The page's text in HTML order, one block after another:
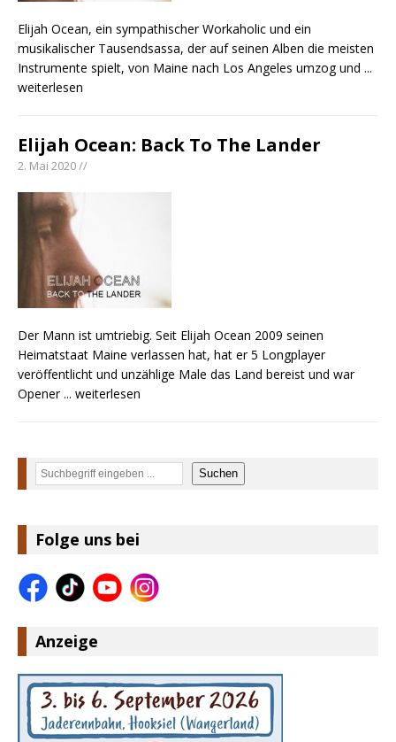
Elijah Ocean, ein sympathischer Workaholic und ein
musikalischer Tausendsassa, der auf seinen Alben die meisten
Instrumente spielt, von Maine nach Los Angeles umzog und ...
weiterlesen
Elijah Ocean: Back To The Lander
2. Mai 2020 //
Der Mann ist umtriebig. Seit Elijah Ocean 2009 seinen
Heimatstaat Maine verlassen hat, hat er 5 Longplayer
veröffentlicht und unzählige Male das Land bereist und war
Opener ... weiterlesen
Suchen Suchen
Folge uns bei
Anzeige